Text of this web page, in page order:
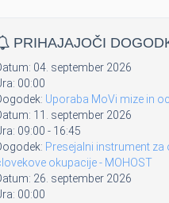
PRIHAJAJOČI
04. september 2026
00:00
Uporaba MoVi mize in
11. september 2026
09:00 - 16:45
Presejalni instrument za
okupacije - MOHOST
26. september 2026
00:00